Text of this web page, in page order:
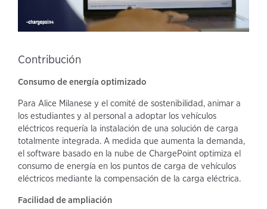
Contribución
Consumo de energía optimizado
Para Alice Milanese y el comité de sostenibilidad, animar a
los estudiantes y al personal a adoptar los vehículos
eléctricos requería la instalación de una solución de carga
totalmente integrada. A medida que aumenta la demanda,
el software basado en la nube de ChargePoint optimiza el
consumo de energía en los puntos de carga de vehículos
eléctricos mediante la compensación de la carga eléctrica.
Facilidad de ampliación